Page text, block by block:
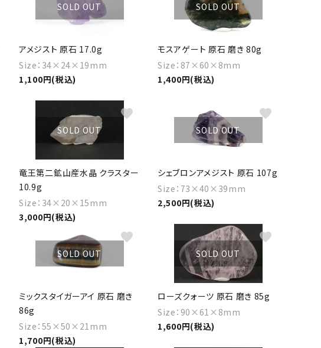
SOLD OUT
アメジスト 原石 17.0g
Size：34×24×19mm
1,100円(税込)
SOLD OUT
モスアゲート 原石 磨き 80g
Size：87×60×8mm
1,400円(税込)
SOLD OUT
竜王第二鉱山産水晶 クラスター
10.9g
Size：34×20×15mm
3,000円(税込)
favorite
SOLD OUT
シェブロンアメジスト 原石 107g
Size：73×40×39mm
2,500円(税込)
favorite
SOLD OUT
ミックスタイガーアイ 原石 磨き
86g
Size：55×50×21mm
1,700円(税込)
favorite
SOLD OUT
ローズクォーツ 原石 磨き 85g
Size：90×61×8mm
1,600円(税込)
favorite